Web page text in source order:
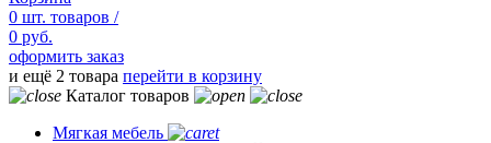
0 шт. товаров /
0 руб.
оформить заказ
и ещё 2 товара перейти в корзину
Каталог товаров
Мягкая мебель